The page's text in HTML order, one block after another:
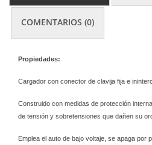
COMENTARIOS (0)
Propiedades:
Cargador con conector de clavija fija e
Construido con medidas de protección
de tensión y sobretensiones que dañen su
Emplea el auto de bajo voltaje, se apaga por